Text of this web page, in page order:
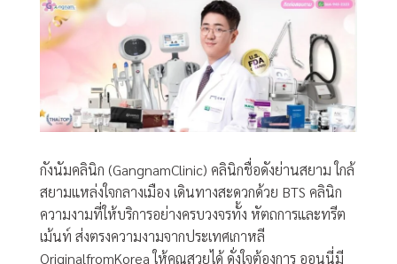
กังนัมคลินิก (GangnamClinic) คลินิกชื่อดังย่านสยาม ใกล้
สยามแหล่งใจกลางเมือง เดินทางสะดวกด้วย BTS คลินิก
ความงามที่ให้บริการอย่างครบวงจรทั้ง หัตถการและทรีต
เม้นท์ ส่งตรงความงามจากประเทศเกาหลี
OriginalfromKorea ให้คุณสวยได้ ดั่งใจต้องการ ออนนี่มี